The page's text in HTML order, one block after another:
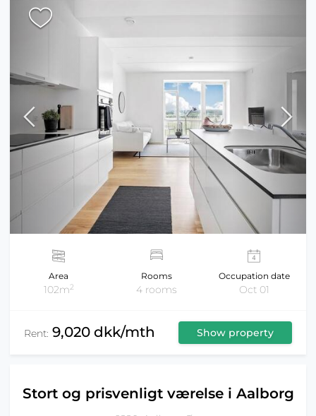
Area
102m2
Rooms
4 rooms
Occupation date
Oct 01
Rent: 9,020 dkk/mth Show property
Stort og prisvenligt værelse i Aalborg